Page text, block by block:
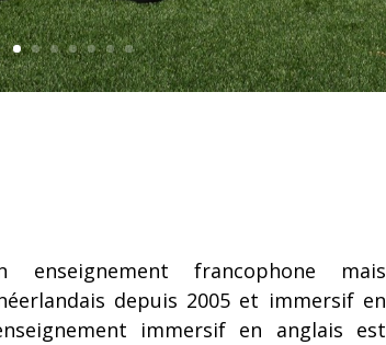
enseignement francophone mais
depuis 2005 et immersif en
immersif en anglais est